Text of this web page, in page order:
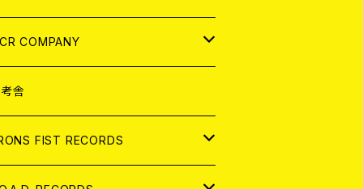
COMPANY
レル
舎
FIST RECORDS